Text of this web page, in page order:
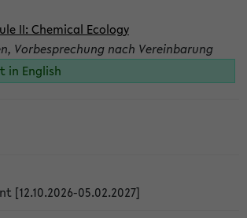
II: Chemical Ecology
Vorbesprechung nach Vereinbarung
in English
[12.10.2026-05.02.2027]